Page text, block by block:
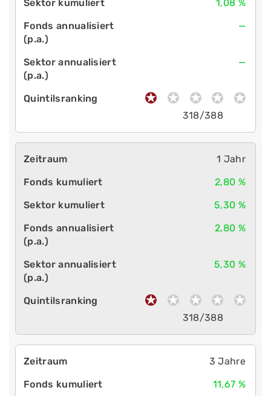
1,08 %
—
—
318/388
1 Jahr
2,80 %
5,30 %
2,80 %
5,30 %
318/388
3 Jahre
11,67 %